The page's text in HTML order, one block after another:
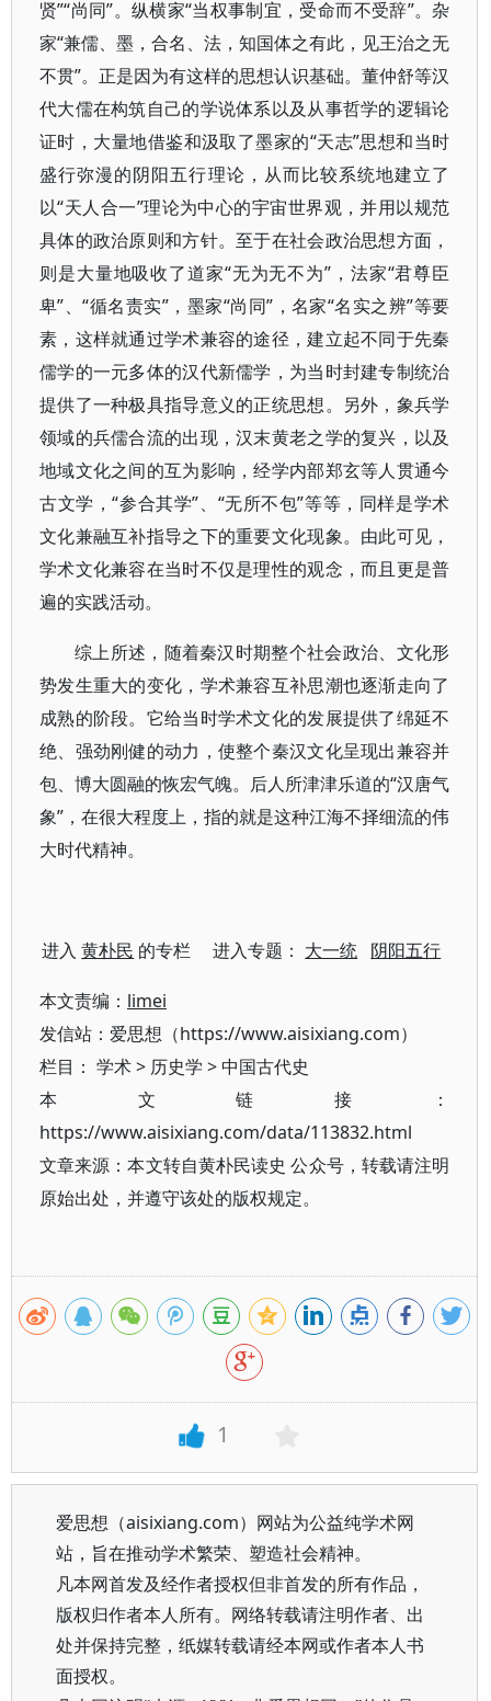
贤”“尚同”。纵横家“当权事制宜，受命而不受辞”。杂
家“兼儒、墨，合名、法，知国体之有此，见王治之无
不贯”。正是因为有这样的思想认识基础。董仲舒等汉
代大儒在构筑自己的学说体系以及从事哲学的逻辑论
证时，大量地借鉴和汲取了墨家的“天志”思想和当时
盛行弥漫的阴阳五行理论，从而比较系统地建立了
以“天人合一”理论为中心的宇宙世界观，并用以规范
具体的政治原则和方针。至于在社会政治思想方面，
则是大量地吸收了道家“无为无不为”，法家“君尊臣
卑”、“循名责实”，墨家“尚同”，名家“名实之辨”等要
素，这样就通过学术兼容的途径，建立起不同于先秦
儒学的一元多体的汉代新儒学，为当时封建专制统治
提供了一种极具指导意义的正统思想。另外，象兵学
领域的兵儒合流的出现，汉末黄老之学的复兴，以及
地域文化之间的互为影响，经学内部郑玄等人贯通今
古文学，“参合其学”、“无所不包”等等，同样是学术
文化兼融互补指导之下的重要文化现象。由此可见，
学术文化兼容在当时不仅是理性的观念，而且更是普
遍的实践活动。
综上所述，随着秦汉时期整个社会政治、文化形
势发生重大的变化，学术兼容互补思潮也逐渐走向了
成熟的阶段。它给当时学术文化的发展提供了绵延不
绝、强劲刚健的动力，使整个秦汉文化呈现出兼容并
包、博大圆融的恢宏气魄。后人所津津乐道的“汉唐气
象”，在很大程度上，指的就是这种江海不择细流的伟
大时代精神。
进入黄朴民 的专栏 进入专题： 大一统 阴阳五行
本文责编： limei
发信站：爱思想（https://www.aisixiang.com）
栏目： 学术> 历史学 >中国古代史
本文链接：
https://www.aisixiang.com/data/113832.html
文章来源：本文转自黄朴民读史 公众号，转载请注明
原始出处，并遵守该处的版权规定。
1
爱思想（aisixiang.com）网站为公益纯学术网
站，旨在推动学术繁荣、塑造社会精神。
凡本网首发及经作者授权但非首发的所有作品，
版权归作者本人所有。网络转载请注明作者、出
处并保持完整，纸媒转载请经本网或作者本人书
面授权。